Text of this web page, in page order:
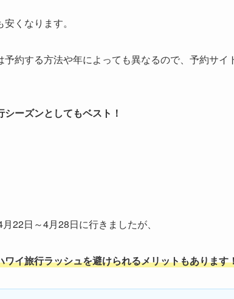
くなります。
約する方法や年によっても異なるので、予約サイ
ーズンとしてもベスト！
22日～4月28日に行きましたが、
イ旅行ラッシュを避けられるメリットもあります